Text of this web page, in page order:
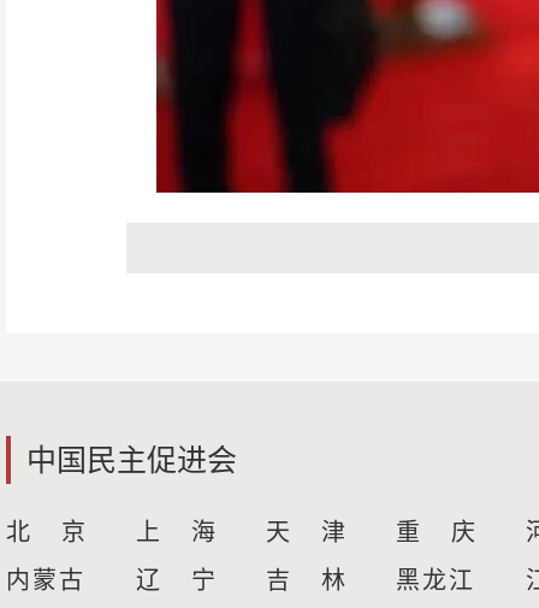
中国民主促进会
北 京 上 海 天 津 重 庆
内蒙古
辽 宁 吉 林 黑龙江